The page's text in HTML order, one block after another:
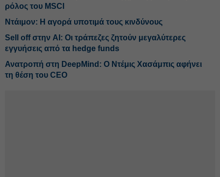
ρόλος του MSCI
Ντάιμον: Η αγορά υποτιμά τους κινδύνους
Sell off στην AI: Οι τράπεζες ζητούν μεγαλύτερες
εγγυήσεις από τα hedge funds
Ανατροπή στη DeepMind: Ο Ντέμις Χασάμπις αφήνει
τη θέση του CEO